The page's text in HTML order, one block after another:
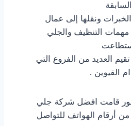
ونقلها إلى عمال
التنظيف والجلي
العديد من الفروع التي
القيوين .
قامت افضل شركة جلي
أرقام الهواتف للتواصل